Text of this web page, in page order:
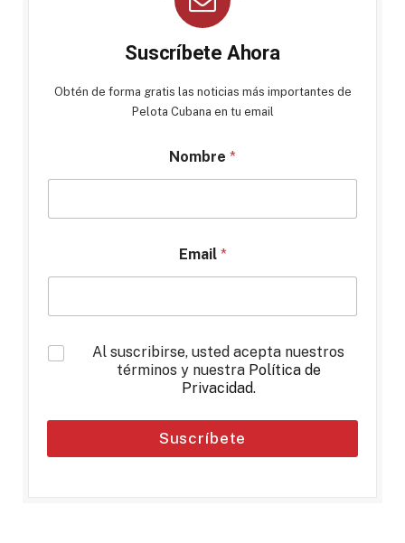
Suscríbete Ahora
Obtén de forma gratis las noticias más importantes de
Pelota Cubana en tu email
Nombre *
Email *
*
Al suscribirse, usted acepta nuestros
términos y nuestra Política de
Privacidad.
Suscríbete